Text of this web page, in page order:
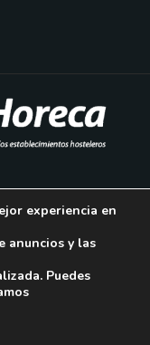
experiencia en
anuncios y las
Puedes